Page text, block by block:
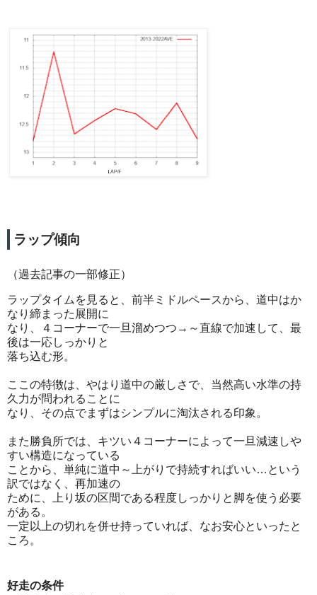
ラップ傾向
（過去記事の一部修正）
ラップタイムを見ると、前半ミドルペースから、道中はか
なり締まった展開に
なり、４コーナーで一旦溜めつつ→～直線で加速して、最
後は一応しっかりと
落ち込む形。
ここの特徴は、やはり道中の厳しさで、当然高い水準の持
久力が問われることに
なり、その点でまずはシンプルに淘汰される印象。
また勝負所では、キツい４コーナーによって一旦減速しや
すい構造になっている
ことから、単純に道中～上がりで持続すればいい…という
訳ではなく、再加速の
ために、上り坂の区間である程度しっかりと脚を使う必要
がある。
一定以上の切れを併せ持っていれば、なお安心といったと
ころ。
好走の条件